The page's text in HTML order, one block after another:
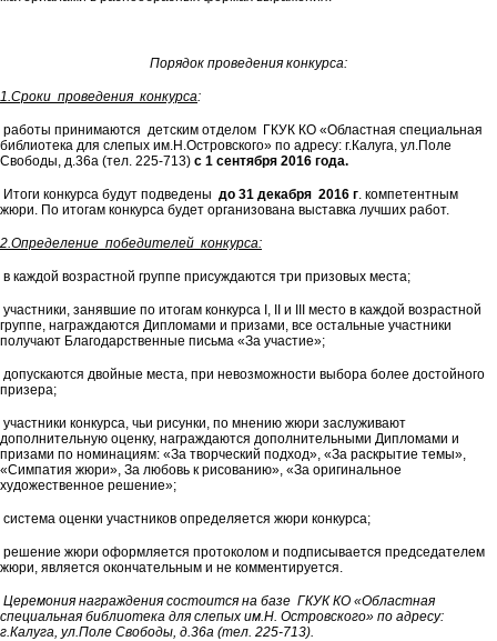
Порядок проведения конкурса:
1.Сроки проведения конкурса:
работы принимаются детским отделом ГКУК КО «Областная специальная
библиотека для слепых им.Н.Островского» по адресу: г.Калуга, ул.Поле
Свободы, д.36а (тел. 225-713) с 1 сентября 2016 года.
Итоги конкурса будут подведены до 31 декабря 2016 г. компетентным
жюри. По итогам конкурса будет организована выставка лучших работ.
2.Определение победителей конкурса:
в каждой возрастной группе присуждаются три призовых места;
участники, занявшие по итогам конкурса I, II и III место в каждой возрастной
группе, награждаются Дипломами и призами, все остальные участники
получают Благодарственные письма «За участие»;
допускаются двойные места, при невозможности выбора более достойного
призера;
участники конкурса, чьи рисунки, по мнению жюри заслуживают
дополнительную оценку, награждаются дополнительными Дипломами и
призами по номинациям: «За творческий подход», «За раскрытие темы»,
«Симпатия жюри», За любовь к рисованию», «За оригинальное
художественное решение»;
система оценки участников определяется жюри конкурса;
решение жюри оформляется протоколом и подписывается председателем
жюри, является окончательным и не комментируется.
Церемония награждения состоится на базе ГКУК КО «Областная
специальная библиотека для слепых им.Н. Островского» по адресу:
г.Калуга, ул.Поле Свободы, д.36а (тел. 225-713).